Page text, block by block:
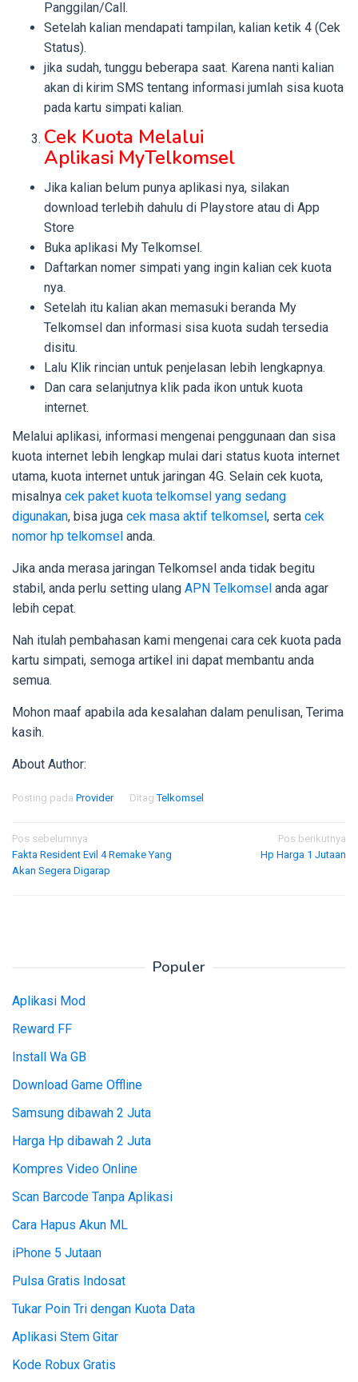
Panggilan/Call.
Setelah kalian mendapati tampilan, kalian ketik 4 (Cek
Status).
jika sudah, tunggu beberapa saat. Karena nanti kalian
akan di kirim SMS tentang informasi jumlah sisa kuota
pada kartu simpati kalian.
Cek Kuota Melalui
Aplikasi MyTelkomsel
Jika kalian belum punya aplikasi nya, silakan
download terlebih dahulu di Playstore atau di App
Store
Buka aplikasi My Telkomsel.
Daftarkan nomer simpati yang ingin kalian cek kuota
nya.
Setelah itu kalian akan memasuki beranda My
Telkomsel dan informasi sisa kuota sudah tersedia
disitu.
Lalu Klik rincian untuk penjelasan lebih lengkapnya.
Dan cara selanjutnya klik pada ikon untuk kuota
internet.
Melalui aplikasi, informasi mengenai penggunaan dan sisa
kuota internet lebih lengkap mulai dari status kuota internet
utama, kuota internet untuk jaringan 4G. Selain cek kuota,
misalnya cek paket kuota telkomsel yang sedang
digunakan, bisa juga cek masa aktif telkomsel , serta cek
nomor hp telkomsel anda.
Jika anda merasa jaringan Telkomsel anda tidak begitu
stabil, anda perlu setting ulang APN Telkomsel anda agar
lebih cepat.
Nah itulah pembahasan kami mengenai cara cek kuota pada
kartu simpati, semoga artikel ini dapat membantu anda
semua.
Mohon maaf apabila ada kesalahan dalam penulisan, Terima
kasih.
About Author:
Posting pada Provider DitagTelkomsel
Navigasi
pos
Pos sebelumnya
Fakta Resident Evil 4 Remake Yang
Akan Segera Digarap
Pos berikutnya
Hp Harga 1 Jutaan
Populer
Aplikasi Mod
Reward FF
Install Wa GB
Download Game Offline
Samsung dibawah 2 Juta
Harga Hp dibawah 2 Juta
Kompres Video Online
Scan Barcode Tanpa Aplikasi
Cara Hapus Akun ML
iPhone 5 Jutaan
Pulsa Gratis Indosat
Tukar Poin Tri dengan Kuota Data
Aplikasi Stem Gitar
Kode Robux Gratis